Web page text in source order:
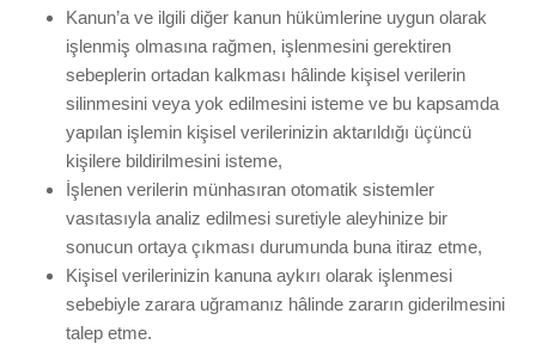
Kanun’a ve ilgili diğer kanun hükümlerine uygun olarak
işlenmiş olmasına rağmen, işlenmesini gerektiren
sebeplerin ortadan kalkması hâlinde kişisel verilerin
silinmesini veya yok edilmesini isteme ve bu kapsamda
yapılan işlemin kişisel verilerinizin aktarıldığı üçüncü
kişilere bildirilmesini isteme,
İşlenen verilerin münhasıran otomatik sistemler
vasıtasıyla analiz edilmesi suretiyle aleyhinize bir
sonucun ortaya çıkması durumunda buna itiraz etme,
Kişisel verilerinizin kanuna aykırı olarak işlenmesi
sebebiyle zarara uğramanız hâlinde zararın giderilmesini
talep etme.